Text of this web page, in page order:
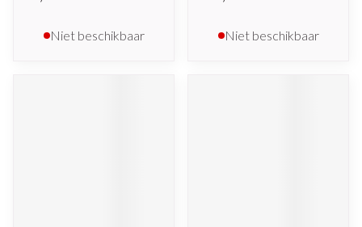
Niet beschikbaar Niet beschikbaar